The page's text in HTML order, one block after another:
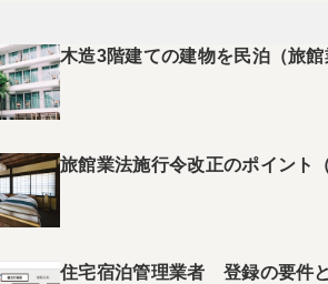
木造3階建ての建物を民泊（旅
旅館業法施行令改正のポイント
住宅宿泊管理業者 登録の要件